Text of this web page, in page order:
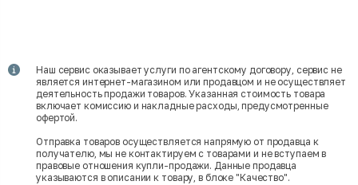
Наш сервис оказывает услуги по агентскому договору, сервис не
является интернет-магазином или продавцом и не осуществляет
деятельность продажи товаров. Указанная стоимость товара
включает комиссию и накладные расходы, предусмотренные
офертой.
Отправка товаров осуществляется напрямую от продавца к
получателю, мы не контактируем с товарами и не вступаем в
правовые отношения купли-продажи. Данные продавца
указываются в описании к товару, в блоке "Качество".